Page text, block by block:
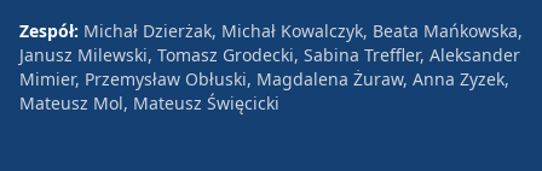
Zespół: Michał Dzierżak, Michał Kowalczyk, Beata Mańkowska,
Janusz Milewski, Tomasz Grodecki, Sabina Treffler, Aleksander
Mimier, Przemysław Obłuski, Magdalena Żuraw, Anna Zyzek,
Mateusz Mol, Mateusz Święcicki